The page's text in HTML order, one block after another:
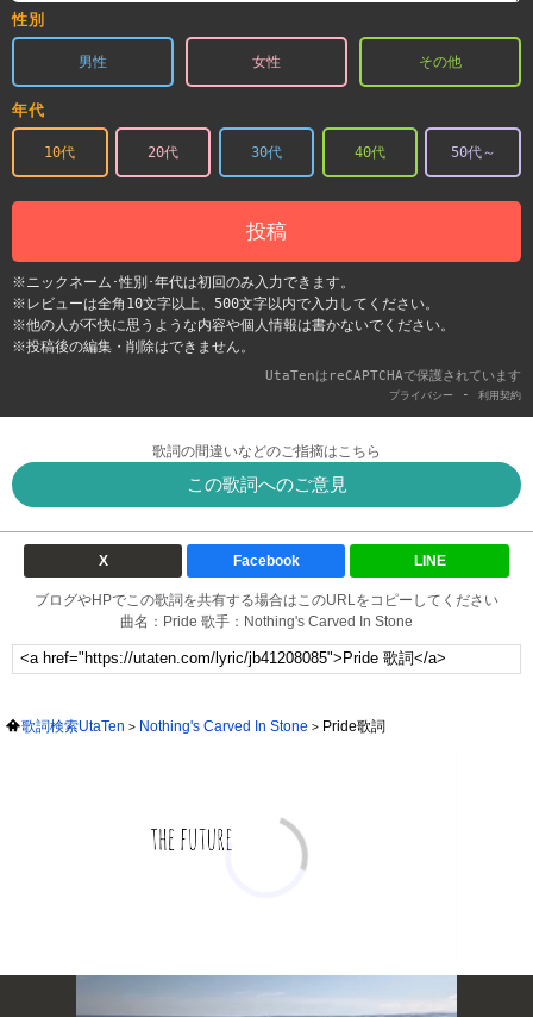
性別
男性 女性 その他
年代
10代 20代 30代 40代 50代～
投稿
※ニックネーム･性別･年代は初回のみ入力できます。
※レビューは全角10文字以上、500文字以内で入力してください。
※他の人が不快に思うような内容や個人情報は書かないでください。
※投稿後の編集・削除はできません。
UtaTenはreCAPTCHAで保護されています
プライバシー - 利用契約
歌詞の間違いなどのご指摘はこちら
この歌詞へのご意見
X Facebook LINE
ブログやHPでこの歌詞を共有する場合はこのURLをコピーしてください
曲名：Pride 歌手：Nothing's Carved In Stone
歌詞検索UtaTen Nothing's Carved In Stone Pride歌詞